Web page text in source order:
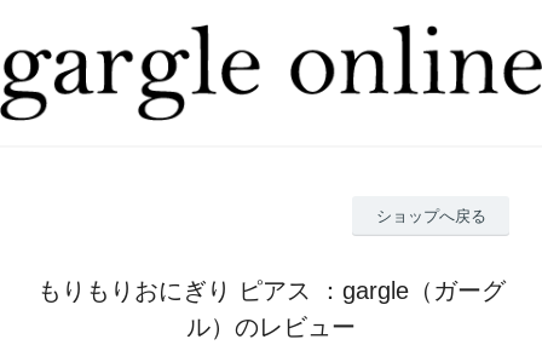
ショップへ戻る
もりもりおにぎり ピアス ：gargle（ガーグ
ル）のレビュー